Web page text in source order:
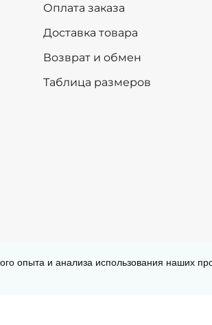
Оплата заказа
Доставка товара
Возврат и обмен
Таблица размеров
опыта и анализа использования наших